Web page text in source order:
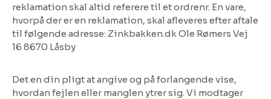
reklamation skal altid referere til et ordrenr. En vare,
hvorpå der er en reklamation, skal afleveres efter aftale
til følgende adresse: Zinkbakken.dk Ole Rømers Vej
16 8670 Låsby
Det en din pligt at angive og på forlangende vise,
hvordan fejlen eller manglen ytrer sig. Vi modtager